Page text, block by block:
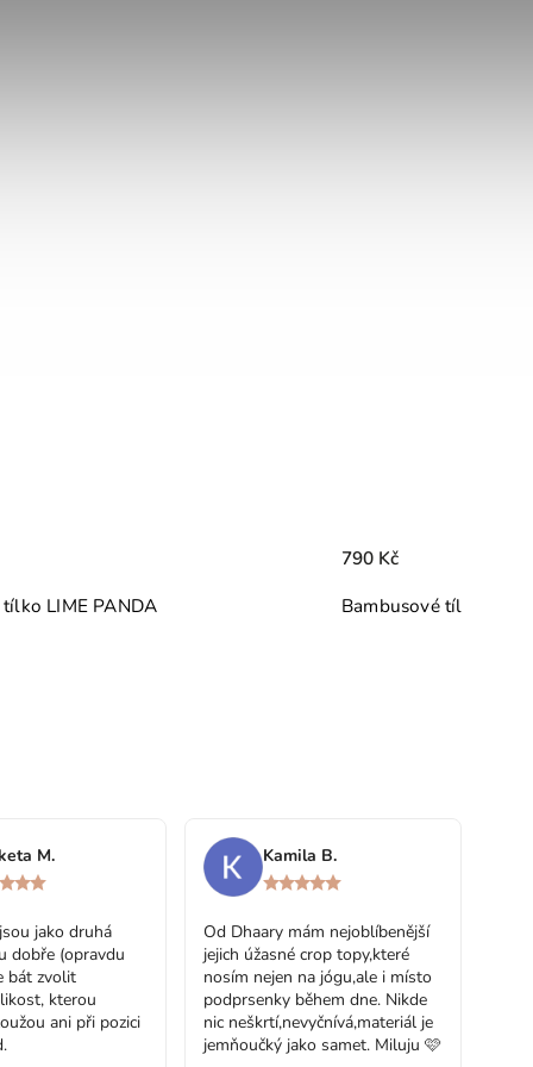
Bambusové tílko BLUSH PANDA
M.
jako druhá
dobře (opravdu
bát zvolit
kterou
ani při pozici
Kamila B.
Od Dhaary mám nejoblíbenější
jejich úžasné crop topy,které
nosím nejen na jógu,ale i místo
podprsenky během dne. Nikde
nic neškrtí,nevyčnívá,materiál je
jemňoučký jako samet. Miluju 🩷